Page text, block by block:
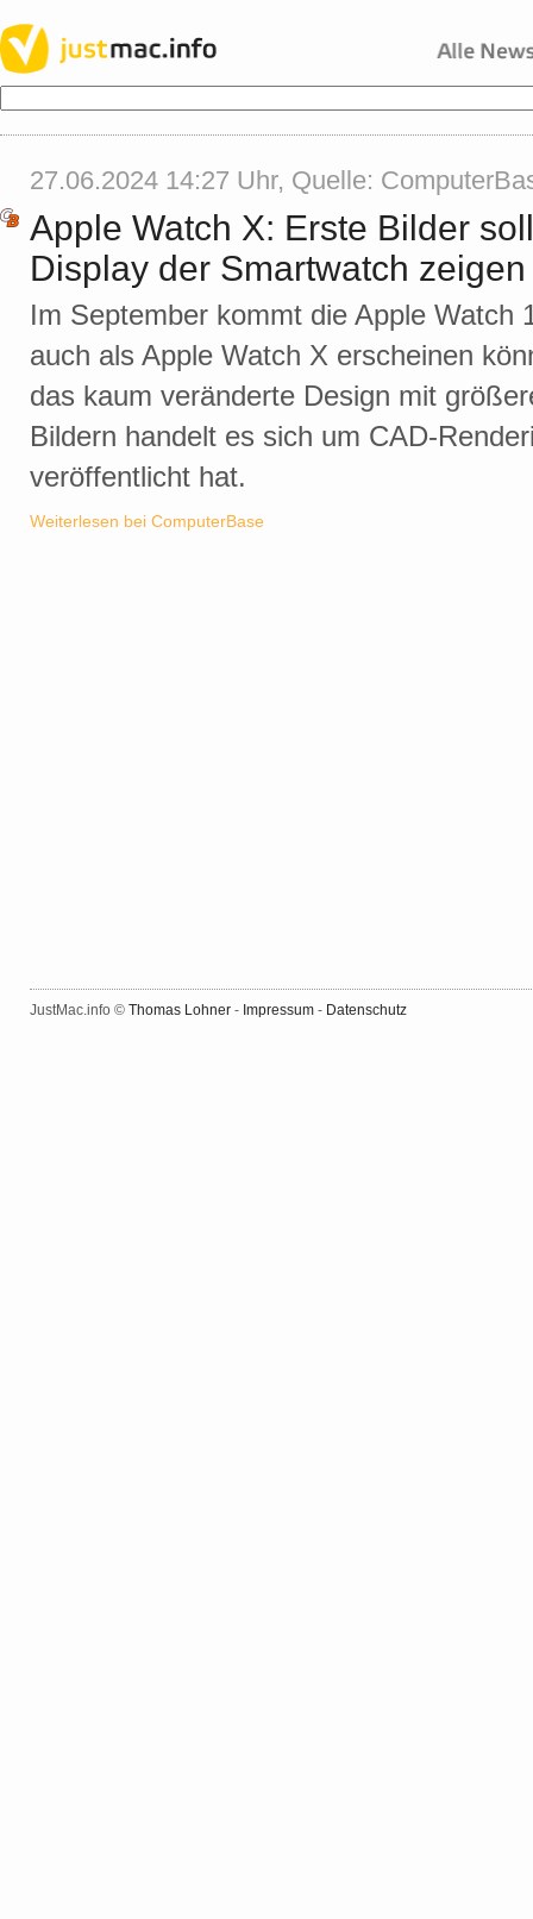
27.06.2024 14:27 Uhr, Quelle:
Apple Watch X: Erste Bilder
Display der Smartwatch zeigen
Im September kommt die Apple Watch
auch als Apple Watch X erscheinen
das kaum veränderte Design mit
Bildern handelt es sich um CAD-
veröffentlicht hat.
Weiterlesen bei ComputerBase
JustMac.info © Thomas Lohner - Impressum - Datenschutz